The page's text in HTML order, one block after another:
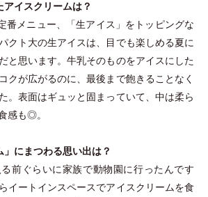
イスクリームは？
番メニュー、
「生アイス 」 をトッピングな
クト大の生アイスは、目でも楽しめる夏に
と思います。牛乳そのものをアイスにした
クが広がるのに、最後まで飽きることなく
。表面はギュッと固まっていて、中は柔ら
感も◎。
」 にまつわる思い出は？
前ぐらいに家族で動物園に行ったんです
イートインスペースでアイスクリームを食